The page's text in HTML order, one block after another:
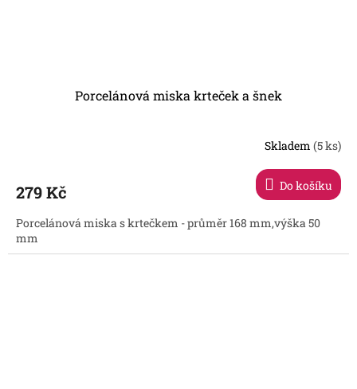
Porcelánová miska krteček a šnek
Skladem (5 ks)
279 Kč Do košíku
Porcelánová miska s krtečkem - průměr 168 mm,výška 50
mm